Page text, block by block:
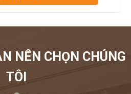
NÊN CHỌN CHÚNG
TÔI